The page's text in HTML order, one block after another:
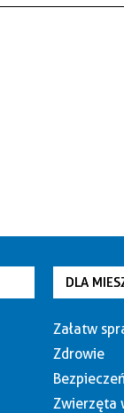
DLA
Załatw
Zdrowie
Zwierzęta